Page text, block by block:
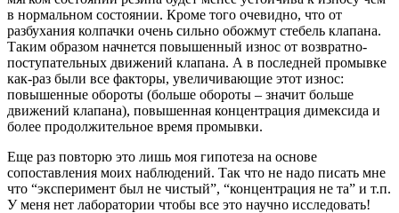
в нормальном состоянии. Кроме того очевидно, что от
разбухания колпачки очень сильно обожмут стебель клапана.
Таким образом начнется повышенный износ от возвратно-
поступательных движений клапана. А в последней промывке
как-раз были все факторы, увеличивающие этот износ:
повышенные обороты (больше обороты – значит больше
движений клапана), повышенная концентрация димексида и
более продолжительное время промывки.
Еще раз повторю это лишь моя гипотеза на основе
сопоставления моих наблюдений. Так что не надо писать мне
что “эксперимент был не чистый”, “концентрация не та” и т.п.
У меня нет лаборатории чтобы все это научно исследовать!